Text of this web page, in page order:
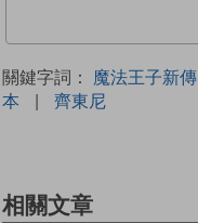
關鍵字詞： 魔法王子新傳
本
| 齊東尼
相關文章